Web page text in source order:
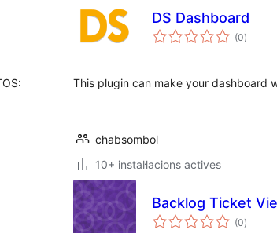
DS Dashboard
(0totals
)
This plugin can make your dashboard
chabsombol
10+ instal·lacions actives
Backlog Ticket
(0totals
)